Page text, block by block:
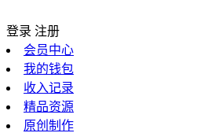
登录 注册
会员中心
我的钱包
收入记录
精品资源
原创制作